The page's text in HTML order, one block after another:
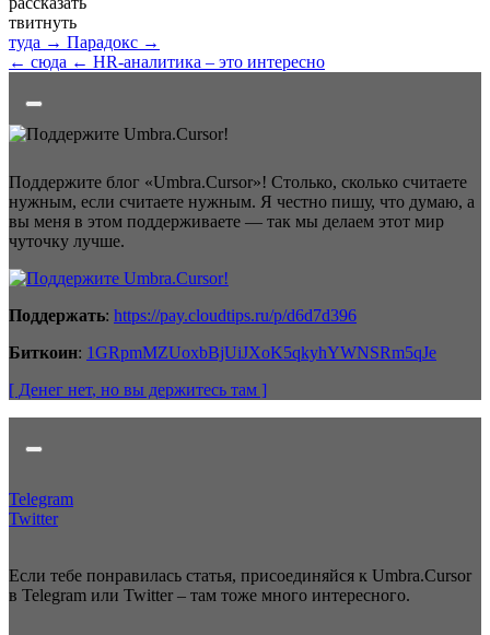
твитнуть
туда → Парадокс →
← сюда ← HR-аналитика – это интересно
Поддержите блог «Umbra.Cursor»! Столько, сколько считаете
нужным, если считаете нужным. Я честно пишу, что думаю, а
вы меня в этом поддерживаете — так мы делаем этот мир
чуточку лучше.
Поддержать: https://pay.cloudtips.ru/p/d6d7d396
Биткоин: 1GRpmMZUoxbBjUiJXoK5qkyhYWNSRm5qJe
[ Денег нет, но вы держитесь там ]
Telegram
Twitter
Если тебе понравилась статья, присоединяйся к Umbra.Cursor
в Telegram или Twitter – там тоже много интересного.